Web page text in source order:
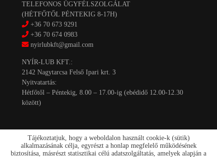
TELEFONOS ÜGYFÉLSZOLGÁLAT
(HÉTFŐTŐL PÉNTEKIG 8-17H)
+36 70 673 9291
+36 70 674 0983
nyirlubkft@gmail.com
NYÍR-LUB KFT.:
2142 Nagytarcsa Felső Ipari krt. 3
Nyitvatartás:
Hétfőtől – Péntekig, 8.00 – 17.00-ig (ebédidő 12.00-12.30
között)
Tájékoztatjuk, hogy a weboldalon használt cookie-k (sütik)
alkalmazásának célja, egyrészt a honlap megfelelő működésének
biztosítása, másrészt statisztikai célú adatszolgáltatás, amelyek alapján a